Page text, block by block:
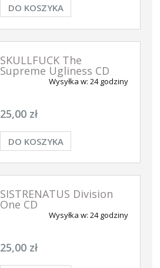
DO KOSZYKA
SKULLFUCK The
Supreme Ugliness CD
Wysyłka w: 24 godziny
25,00 zł
DO KOSZYKA
SISTRENATUS Division
One CD
Wysyłka w: 24 godziny
25,00 zł